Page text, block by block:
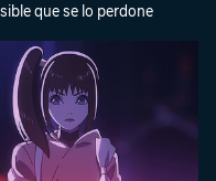
que se lo perdone